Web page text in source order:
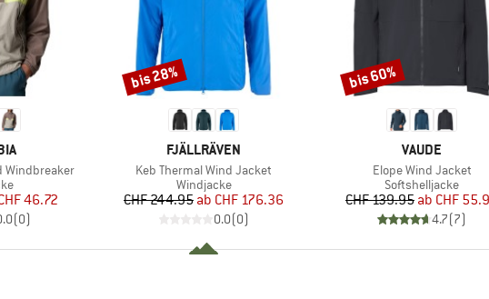
Windbreaker
Preis
46.72
(0)
MARKE
FJÄLLRÄVEN
Artikel
Keb Thermal Wind Jacket
Produktgruppe
Windjacke
Preis
CHF 244.95 reduzierter Preis
ab CHF 176.36
0.0(0)
Rabatt
bis 28%
MARKE
VAUDE
Artikel
Elope Wind Jacket
Produktgruppe
Softshelljacke
Preis
CHF 139.95 reduzierter
ab CHF
4.7(7)
Rabatt
bis 60%